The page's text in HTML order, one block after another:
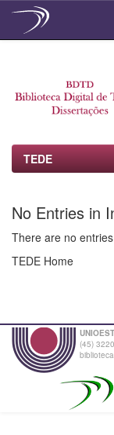
TEDE
No Entries in
There are no
TEDE Home
(45)